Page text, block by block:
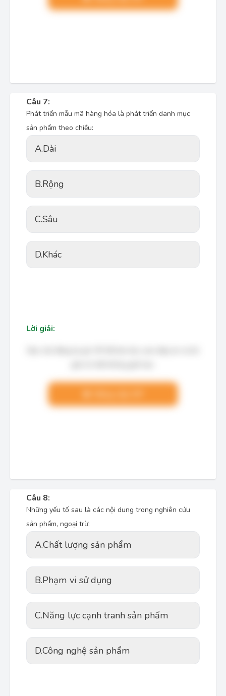
Câu 7:
Phát triển mẫu mã hàng hóa là phát triển danh mục
sản phẩm theo chiều:
A.Dài
B.Rộng
C.Sâu
D.Khác
Lời giải:
Câu 8:
Những yếu tố sau là các nội dung trong nghiên cứu
sản phẩm, ngoại trừ:
A.Chất lượng sản phẩm
B.Phạm vi sử dụng
C.Năng lực cạnh tranh sản phẩm
D.Công nghệ sản phẩm